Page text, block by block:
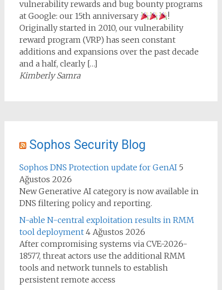
vulnerability rewards and bug bounty programs
at Google: our 15th anniversary
!
Originally started in 2010, our vulnerability
reward program (VRP) has seen constant
additions and expansions over the past decade
and a half, clearly […]
Kimberly Samra
Sophos Security Blog
Sophos DNS Protection update for GenAI 5
Ağustos 2026
New Generative AI category is now available in
DNS filtering policy and reporting.
N-able N-central exploitation results in RMM
tool deployment 4 Ağustos 2026
After compromising systems via CVE-2026-
18577, threat actors use the additional RMM
tools and network tunnels to establish
persistent remote access